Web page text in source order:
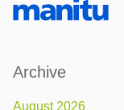
Archive
August 2026